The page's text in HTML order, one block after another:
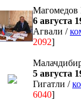
Магомедов
6 августа
Агвали /
2092]
5 августа
Гигатли /
6040]